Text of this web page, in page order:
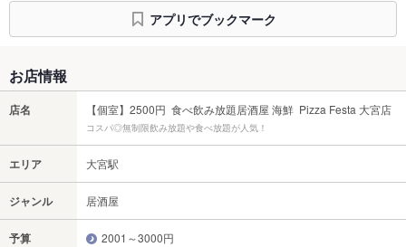
アプリでブックマーク
お店情報
店名 【個室】2500円 食べ飲み放題居酒屋 海鮮 Pizza Festa 大宮店
コスパ◎無制限飲み放題や食べ放題が人気！
エリア 大宮駅
ジャンル 居酒屋
予算
2001～3000円